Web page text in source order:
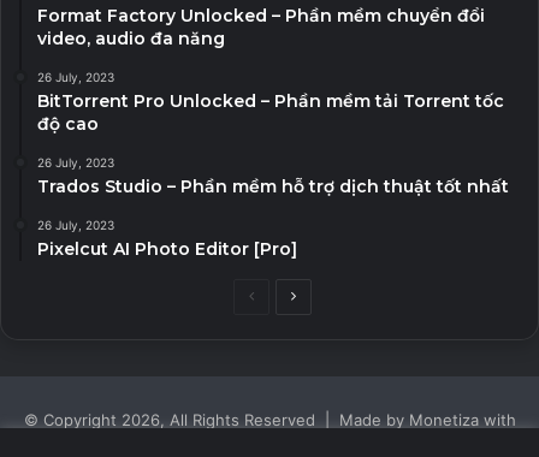
Format Factory Unlocked – Phần mềm chuyển đổi
video, audio đa năng
26 July, 2023
BitTorrent Pro Unlocked – Phần mềm tải Torrent tốc
độ cao
26 July, 2023
Trados Studio – Phần mềm hỗ trợ dịch thuật tốt nhất
26 July, 2023
Pixelcut AI Photo Editor [Pro]
PreviousNext
© Copyright 2026, All Rights Reserved | Made by Monetiza with